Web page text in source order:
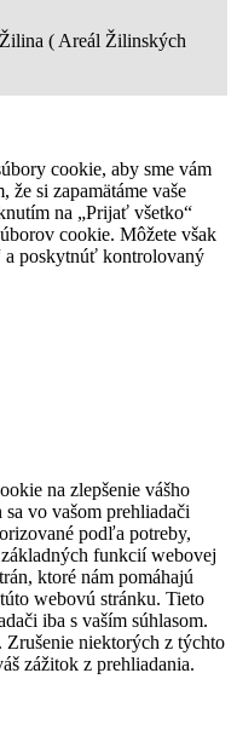
( Areál Žilinských
cookie, aby sme vám
si zapamätáme vaše
na „Prijať všetko“
cookie. Môžete však
a poskytnúť kontrolovaný
na zlepšenie vášho
vo vašom prehliadači
podľa potreby,
funkcií webovej
ktoré nám pomáhajú
webovú stránku. Tieto
iba s vaším súhlasom.
niektorých z týchto
zážitok z prehliadania.